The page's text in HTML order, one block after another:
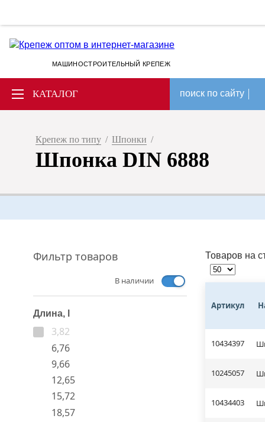
МАШИНОСТРОИТЕЛЬНЫЙ КРЕПЕЖ
КАТАЛОГ поиск по сайту
Крепеж по типу / Шпонки /
Шпонка DIN 6888
Фильтр товаров
В наличии
Длина, l
3,82
6,76
9,66
12,65
15,72
18,57
Товаров на
Артикул
10434397
10245057
10434403